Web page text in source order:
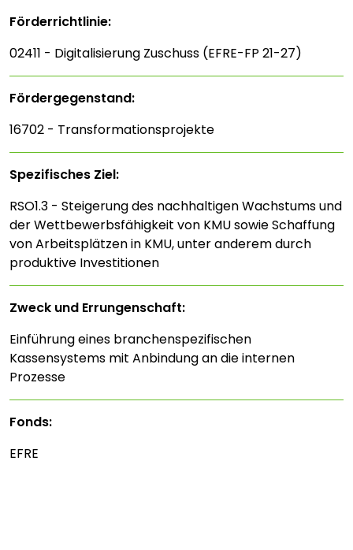
Förderrichtlinie:
02411 - Digitalisierung Zuschuss (EFRE-FP 21-27)
Fördergegenstand:
16702 - Transformationsprojekte
Spezifisches Ziel:
RSO1.3 - Steigerung des nachhaltigen Wachstums und
der Wettbewerbsfähigkeit von KMU sowie Schaffung
von Arbeitsplätzen in KMU, unter anderem durch
produktive Investitionen
Zweck und Errungenschaft:
Einführung eines branchenspezifischen
Kassensystems mit Anbindung an die internen
Prozesse
Fonds:
EFRE